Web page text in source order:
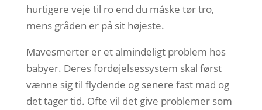
hurtigere veje til ro end du måske tør tro,
mens gråden er på sit højeste.
Mavesmerter er et almindeligt problem hos
babyer. Deres fordøjelsessystem skal først
vænne sig til flydende og senere fast mad og
det tager tid. Ofte vil det give problemer som